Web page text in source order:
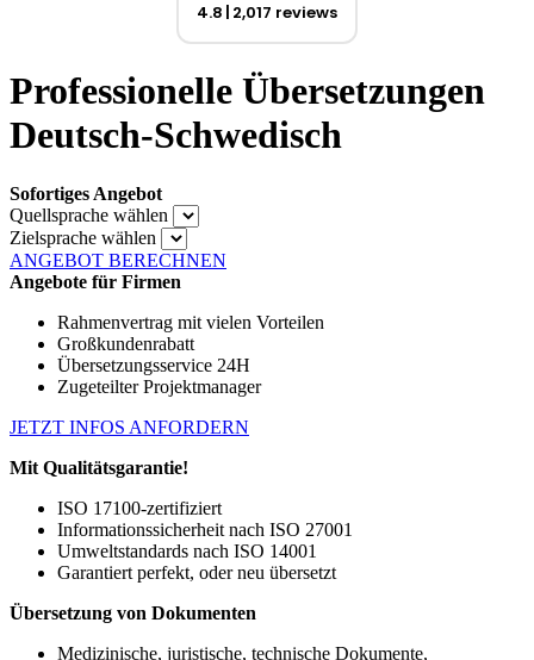
4.8 2,017 reviews
Professionelle Übersetzungen
Deutsch-Schwedisch
Sofortiges Angebot
Quellsprache wählen
Zielsprache wählen
ANGEBOT BERECHNEN
Angebote für Firmen
Rahmenvertrag mit vielen Vorteilen
Großkundenrabatt
Übersetzungsservice 24H
Zugeteilter Projektmanager
JETZT INFOS ANFORDERN
Mit Qualitätsgarantie!
ISO 17100-zertifiziert
Informationssicherheit nach ISO 27001
Umweltstandards nach ISO 14001
Garantiert perfekt, oder neu übersetzt
Übersetzung von Dokumenten
Medizinische, juristische, technische Dokumente,